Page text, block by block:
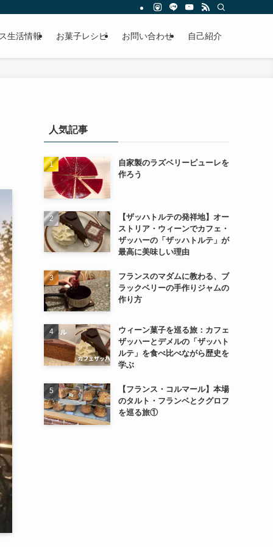
生活情報 お菓子レシピ お問い合わせ 自己紹介
人気記事
自家製のラズベリーピューレを
作ろう
【ザッハトルテの発祥地】オー
ストリア・ウィーンでカフェ・
ザッハーの「ザッハトルテ」が
最高に美味しい理由
フランスのマダムに教わる、ブ
ラックベリーの手作りジャムの
作り方
ウィーン菓子を巡る旅：カフェ
ザッハーとデメルの「ザッハト
ルテ」を食べ比べながら歴史を
学ぶ
【フランス・コルマール】本場
のタルト・フランベとクグロフ
を巡る旅①